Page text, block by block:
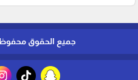
جميع الحقوق محفوظة